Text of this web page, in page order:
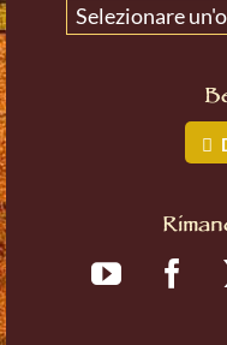
Selezionare